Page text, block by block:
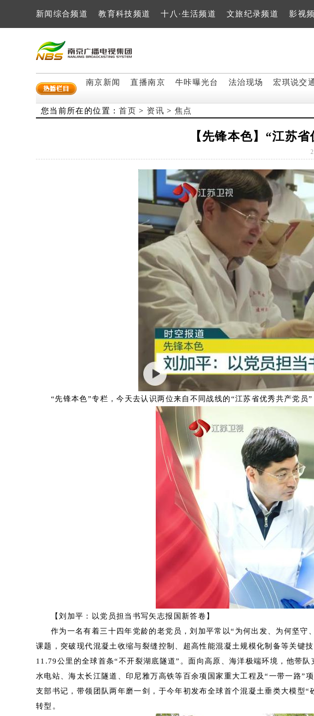
新闻综合频道 教育科技频道 十八·生活频道 文旅纪录频道 影视
南京新闻 直播南京 牛咔曝光台 法治现场 宏琪说交
您当前所在的位置：首页 > 资讯 >焦点
【先锋本色】“江苏
“先锋本色”专栏，今天去认识两位来自不同战线的“江苏省优秀共产党员
【刘加平：以党员担当书写矢志报国新答卷】
作为一名有着三十四年党龄的老党员，刘加平常以“为何出发、为何坚
课题，突破现代混凝土收缩与裂缝控制、超高性能混凝土规模化制备等关键
11.79公里的全球首条“不开裂湖底隧道”。面向高原、海洋极端环境，他带
水电站、海太长江隧道、印尼雅万高铁等百余项国家重大工程及“一带一路”
支部书记，带领团队两年磨一剑，于今年初发布全球首个混凝土垂类大模型
转型。